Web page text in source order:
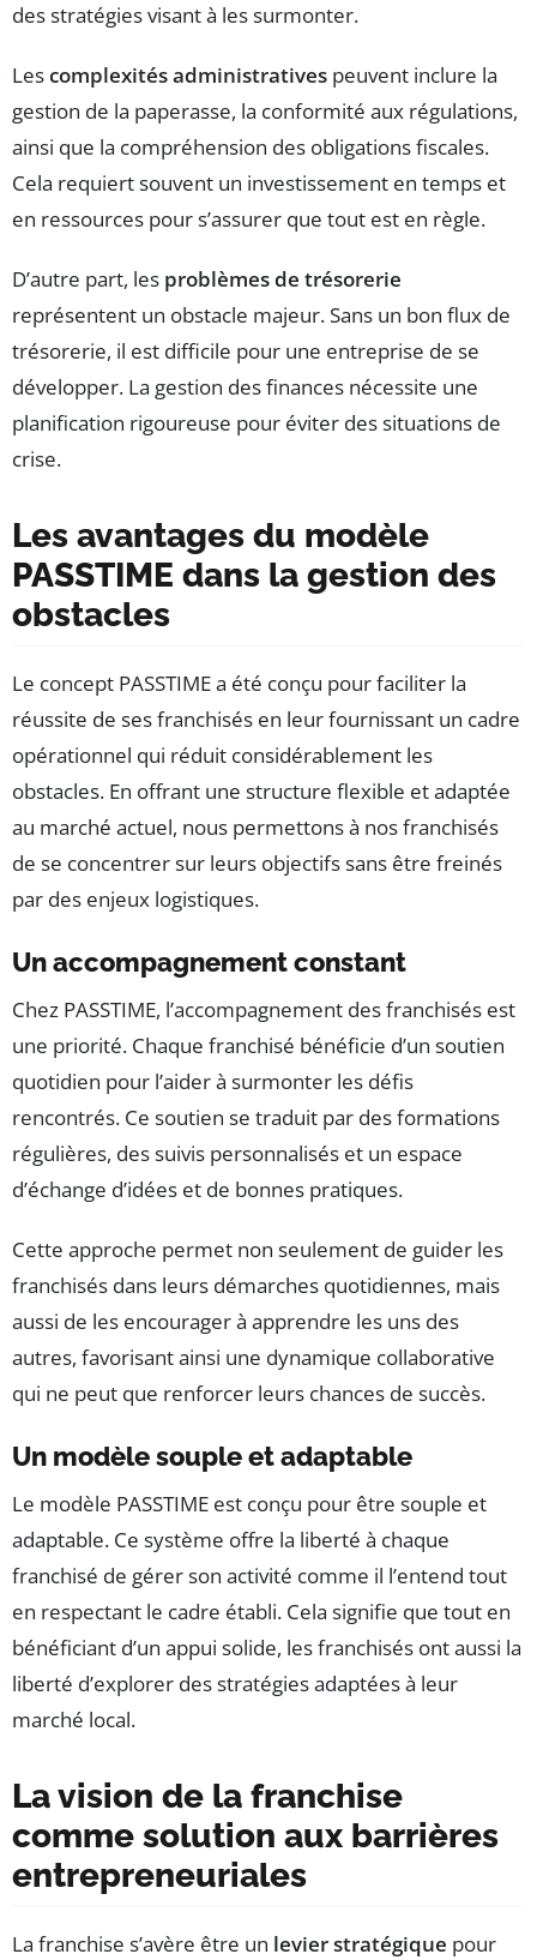
des stratégies visant à les surmonter.
Lescomplexités administratives peuvent inclure la
gestion de la paperasse, la conformité aux régulations,
ainsi que la compréhension des obligations fiscales.
Cela requiert souvent un investissement en temps et
en ressources pour s’assurer que tout est en règle.
D’autre part, les problèmes de trésorerie
représentent un obstacle majeur. Sans un bon flux de
trésorerie, il est difficile pour une entreprise de se
développer. La gestion des finances nécessite une
planification rigoureuse pour éviter des situations de
crise.
Les avantages du modèle
PASSTIME dans la gestion des
obstacles
Le concept PASSTIME a été conçu pour faciliter la
réussite de ses franchisés en leur fournissant un cadre
opérationnel qui réduit considérablement les
obstacles. En offrant une structure flexible et adaptée
au marché actuel, nous permettons à nos franchisés
de se concentrer sur leurs objectifs sans être freinés
par des enjeux logistiques.
Un accompagnement constant
Chez PASSTIME, l’accompagnement des franchisés est
une priorité. Chaque franchisé bénéficie d’un soutien
quotidien pour l’aider à surmonter les défis
rencontrés. Ce soutien se traduit par des formations
régulières, des suivis personnalisés et un espace
d’échange d’idées et de bonnes pratiques.
Cette approche permet non seulement de guider les
franchisés dans leurs démarches quotidiennes, mais
aussi de les encourager à apprendre les uns des
autres, favorisant ainsi une dynamique collaborative
qui ne peut que renforcer leurs chances de succès.
Un modèle souple et adaptable
Le modèle PASSTIME est conçu pour être souple et
adaptable. Ce système offre la liberté à chaque
franchisé de gérer son activité comme il l’entend tout
en respectant le cadre établi. Cela signifie que tout en
bénéficiant d’un appui solide, les franchisés ont aussi la
liberté d’explorer des stratégies adaptées à leur
marché local.
La vision de la franchise
comme solution aux barrières
entrepreneuriales
La franchise s’avère être un levier stratégique pour